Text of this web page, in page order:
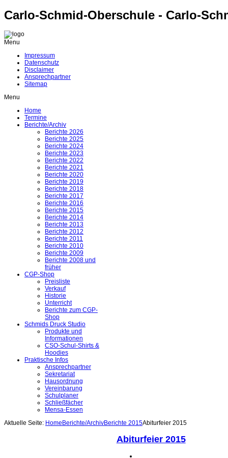
Carlo-Schmid-Oberschule - Carlo-
Menu
Impressum
Datenschutz
Disclaimer
Ansprechpartner
Sitemap
Menu
Home
Termine
Berichte/Archiv
Berichte 2026
Berichte 2025
Berichte 2024
Berichte 2023
Berichte 2022
Berichte 2021
Berichte 2020
Berichte 2019
Berichte 2018
Berichte 2017
Berichte 2016
Berichte 2015
Berichte 2014
Berichte 2013
Berichte 2012
Berichte 2011
Berichte 2010
Berichte 2009
Berichte 2008 und
früher
CGP-Shop
Preisliste
Verkauf
Historie
Unterricht
Berichte zum CGP-
Shop
Schmids Druck Studio
Produkte und
Informationen
CSO-Schul-Shirts &
Hoodies
Praktische Infos
Ansprechpartner
Sekretariat
Hausordnung
Vereinbarung
Schulplaner
Schließfächer
Mensa-Essen
Aktuelle Seite: Home Berichte/ArchivBerichte 2015Abiturfeier 2015
Abiturfeier 2015